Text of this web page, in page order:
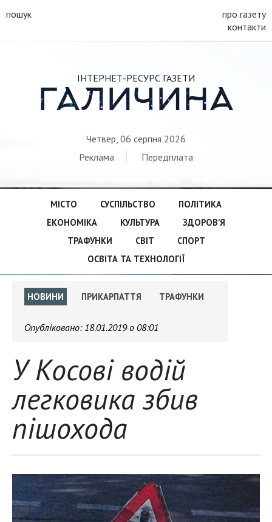
пошук
про газету
контакти
ІНТЕРНЕТ-РЕСУРС ГАЗЕТИ
ГАЛИЧИНА
Четвер, 06 серпня 2026
Реклама
Передплата
МІСТО СУСПІЛЬСТВО
ПОЛІТИКА
ЕКОНОМІКА
КУЛЬТУРА
ЗДОРОВ’Я
ТРАФУНКИ
СВІТ
СПОРТ
ОСВІТА ТА ТЕХНОЛОГІЇ
НОВИНИ ПРИКАРПАТТЯ ТРАФУНКИ
Опубліковано: 18.01.2019 о 08:01
У Косові водій
легковика збив
пішохода